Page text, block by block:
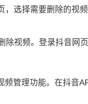
选择需要删除的视
视频。登录抖音网
管理功能。在抖音